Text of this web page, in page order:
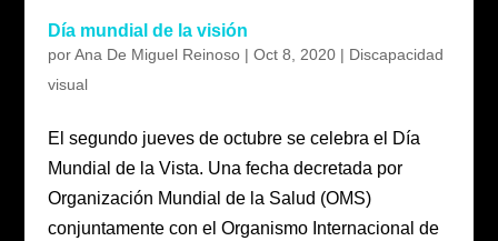
Día mundial de la visión
porAna De Miguel Reinoso| Oct 8, 2020| Discapacidad
visual
El segundo jueves de octubre se celebra el Día
Mundial de la Vista. Una fecha decretada por
Organización Mundial de la Salud (OMS)
conjuntamente con el Organismo Internacional de